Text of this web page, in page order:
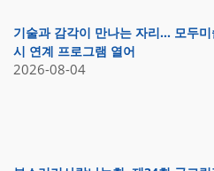
기술과 감각이 만나는 자리… 모두미
시 연계 프로그램 열어
2026-08-04